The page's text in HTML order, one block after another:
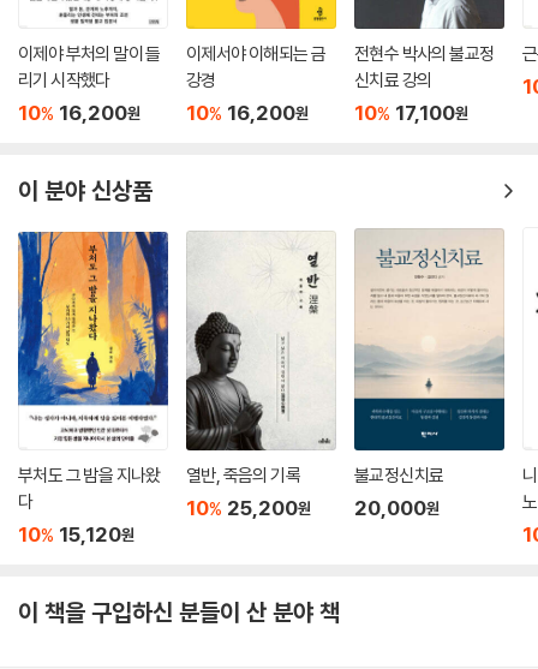
이제야 부처의 말이 들
리기 시작했다
10% 16,200원
이제서야 이해되는 금
강경
10% 16,200원
전현수 박사의 불교정
신치료 강의
10% 17,100원
이 분야 신상품
부처도 그 밤을 지나왔
다
10% 15,120원
열반, 죽음의 기록
10% 25,200원
불교정신치료
20,000원
노
이 책을 구입하신 분들이 산 분야 책